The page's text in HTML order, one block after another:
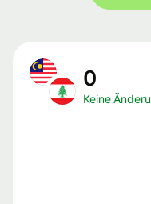
0
Keine